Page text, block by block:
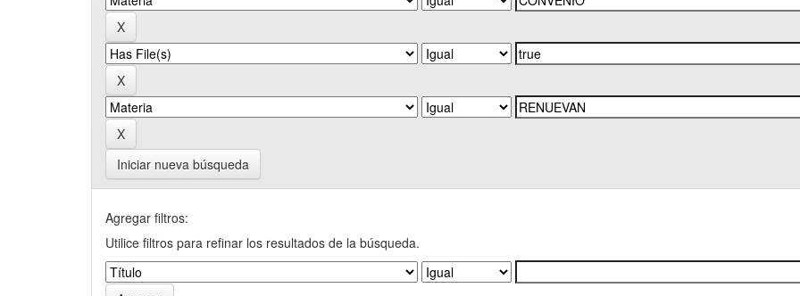
Iniciar nueva búsqueda
Agregar filtros:
Utilice filtros para refinar los resultados de la búsqueda.